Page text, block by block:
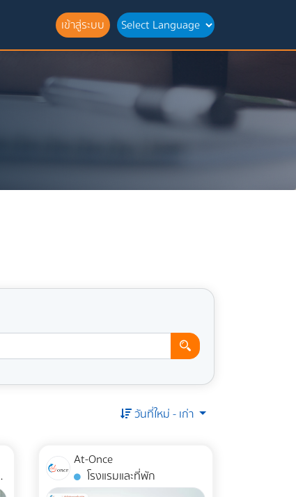
เข้าสู่ระบบ
วันที่ใหม่ - เก่า
At-Once
โรงแรมและที่พัก